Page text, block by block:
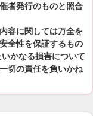
者発行のものと照合
容に関しては万全を
全性を保証するもの
かなる損害について
切の責任を負いかね